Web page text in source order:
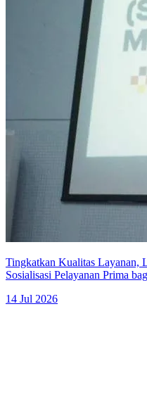
Tingkatkan Kualitas Layanan,
Sosialisasi Pelayanan Prima
14 Jul 2026